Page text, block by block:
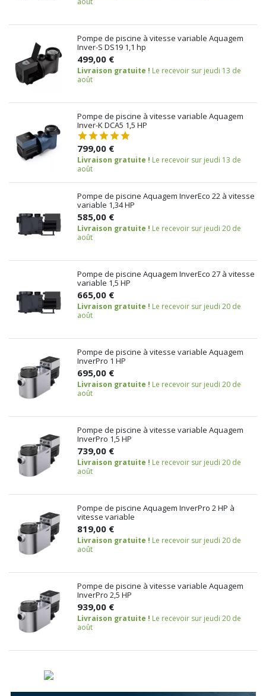
Pompe de piscine à vitesse variable Aquagem
Inver-S DS19 1,1 hp
499,00 €
Livraison gratuite ! Le recevoir sur jeudi 13 de
août
Pompe de piscine à vitesse variable Aquagem
Inver-K DCA5 1,5 HP
799,00 €
Livraison gratuite ! Le recevoir sur jeudi 13 de
août
Pompe de piscine Aquagem InverEco 22 à vitesse
variable 1,34 HP
585,00 €
Livraison gratuite ! Le recevoir sur jeudi 20 de
août
Pompe de piscine Aquagem InverEco 27 à vitesse
variable 1,5 HP
665,00 €
Livraison gratuite ! Le recevoir sur jeudi 20 de
août
Pompe de piscine à vitesse variable Aquagem
InverPro 1 HP
695,00 €
Livraison gratuite ! Le recevoir sur jeudi 20 de
août
Pompe de piscine à vitesse variable Aquagem
InverPro 1,5 HP
739,00 €
Livraison gratuite ! Le recevoir sur jeudi 20 de
août
Pompe de piscine Aquagem InverPro 2 HP à
vitesse variable
819,00 €
Livraison gratuite ! Le recevoir sur jeudi 20 de
août
Pompe de piscine à vitesse variable Aquagem
InverPro 2,5 HP
939,00 €
Livraison gratuite ! Le recevoir sur jeudi 20 de
août